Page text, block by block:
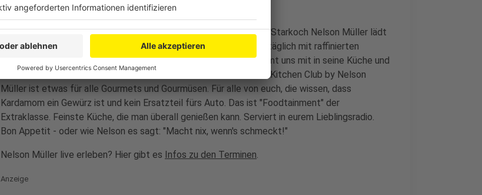
Bei euch läuft das Radio in der Küche, bei uns die Küche im Radio. Starkoch Nelson Müller lädt
uns exklusiv in seinen Kitchen Club ein. Ab sofort versorgt er uns täglich mit raffinierten
Rezepten zum Nachkochen oder Nachkochen lassen. Nelson nimmt uns mit in seine Küche und
weiht uns in die Geheimnisse eines bekannten Profikochs ein. Der Kitchen Club by Nelson
Müller ist etwas für alle Gourmets und Gourmüsen. Für alle von euch, die wissen, dass
Kardamom ein Gewürz ist und kein Ersatzteil fürs Auto. Das ist "Foodtainment" der
Extraklasse. Feinste Küche, die man überall genießen kann. Serviert in eurem Lieblingsradio.
Bon Appetit - oder wie Nelson es sagt: "Macht nix, wenn's schmeckt!"
Nelson Müller live erleben? Hier gibt es Infos zu den Terminen.
Anzeige